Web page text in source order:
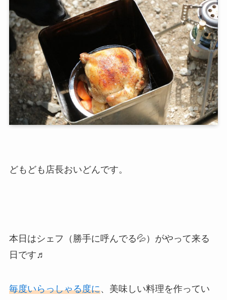
どもども店長おいどんです。
本日はシェフ（勝手に呼んでる💦）がやって来る
日です♬
毎度いらっしゃる度に、美味しい料理を作ってい